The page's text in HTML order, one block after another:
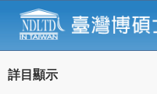
詳目顯示